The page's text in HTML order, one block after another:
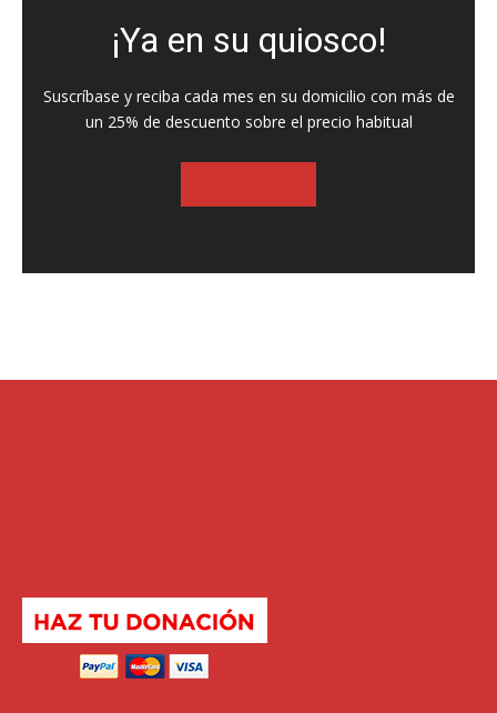
¡Ya en su quiosco!
Suscríbase y reciba cada mes en su domicilio con más de
un 25% de descuento sobre el precio habitual